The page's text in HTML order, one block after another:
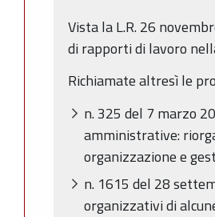
Vista la L.R. 26
di rapporti di lavoro
Richiamate altresì le
n. 325 del 7 marzo
amministrative:
organizzazione e
n. 1615 del 28
organizzativi di